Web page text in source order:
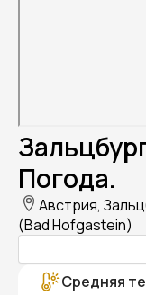
Погода.
Австрия,
(Bad Hofgastein)
Средняя